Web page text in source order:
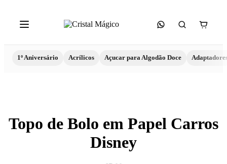
1º Aniversário Acrílicos Açucar para Algodão Doce
Topo de Bolo em Papel Carros
Disney